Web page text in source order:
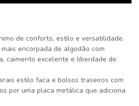
de conforto, estilo e versatilidade.
encorpada de algodão com
caimento excelente e liberdade de
estilo faca e bolsos traseiros com
por uma placa metálica que adiciona